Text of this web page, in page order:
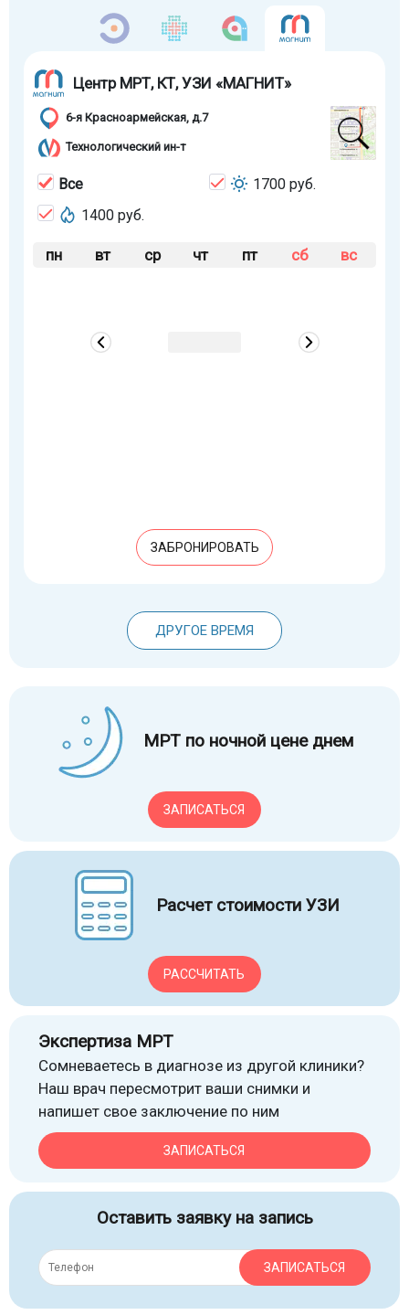
Центр МРТ, КТ, УЗИ «МАГНИТ»
6-я Красноармейская, д.7
Технологический ин-т
Все
1700 руб.
1400 руб.
пн вт ср чт пт сб вс
ЗАБРОНИРОВАТЬ
ДРУГОЕ ВРЕМЯ
МРТ по ночной цене днем
ЗАПИСАТЬСЯ
Расчет стоимости УЗИ
РАССЧИТАТЬ
Экспертиза МРТ
Сомневаетесь в диагнозе из другой клиники?
Наш врач пересмотрит ваши снимки и
напишет свое заключение по ним
ЗАПИСАТЬСЯ
Оставить заявку на запись
ЗАПИСАТЬСЯ